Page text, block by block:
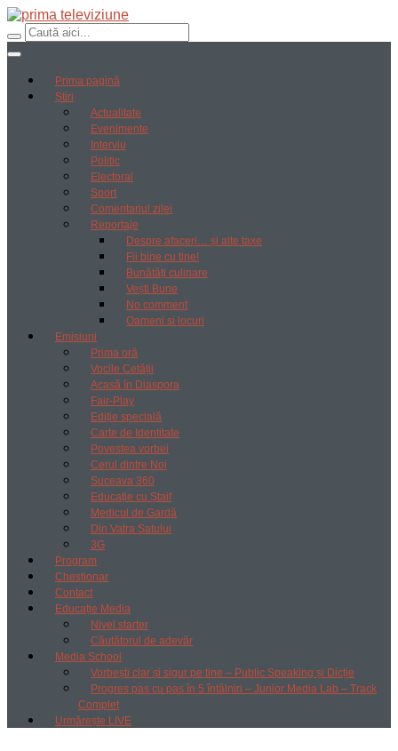
Prima pagină
Știri
Actualitate
Evenimente
Interviu
Politic
Electoral
Sport
Comentariul zilei
Reportaje
Despre afaceri… și alte taxe
Fii bine cu tine!
Bunătăți culinare
Vești Bune
No comment
Oameni si locuri
Emisiuni
Prima oră
Vocile Cetății
Acasă în Diaspora
Fair-Play
Ediție specială
Carte de Identitate
Povestea vorbei
Cerul dintre Noi
Suceava 360
Educație cu Ștaif
Medicul de Gardă
Din Vatra Satului
3G
Program
Chestionar
Contact
Educație Media
Nivel starter
Căutătorul de adevăr
Media School
Vorbești clar și sigur pe tine – Public Speaking și Dicție
Progres pas cu pas în 5 întâlniri – Junior Media Lab – Track
Complet
Urmărește LIVE